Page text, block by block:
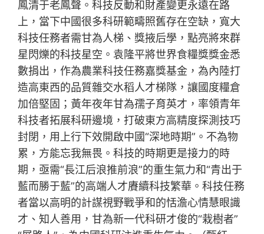
鳳清于老鳳聲。科技反動和財產變更永遠在路
上，當下中國很多科研範疇照舊存在空缺，寬大
科技任務者需甘為人梯、獎掖后學，點亮將來群
星閃爍的科技星空。袁隆平將世界食糧獎獎金悉
數捐出，作為農業科技任務嘉獎基金，為內陸打
造高東西的品質雜交水稻人才梯隊，讓國度糧倉
加倍堅固；黃年夜年甘為孺子育英才，率領青年
科技者拓展科研邊境，打破東方高精度探測技巧
封閉，用上行下效開啟中國“深地時期”。不為物
累，方能忘我無畏。科技的時期更是接力的時
期，亟需“長江后浪推前浪”的重生氣力和“青出于
藍而勝于藍”的高端人才賡續科技繁華。科技任務
者當以高明的計謀視野戰爭和的恬澹心情慧眼識
才、知人善用，甘為新一代科研才俊的“栽樹者”